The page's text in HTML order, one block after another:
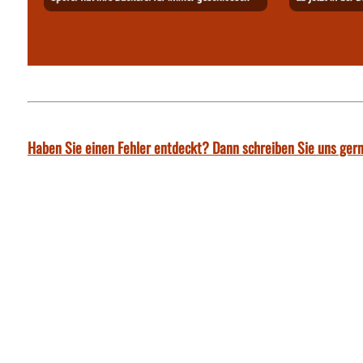
Haben Sie einen Fehler entdeckt? Dann schreiben Sie uns